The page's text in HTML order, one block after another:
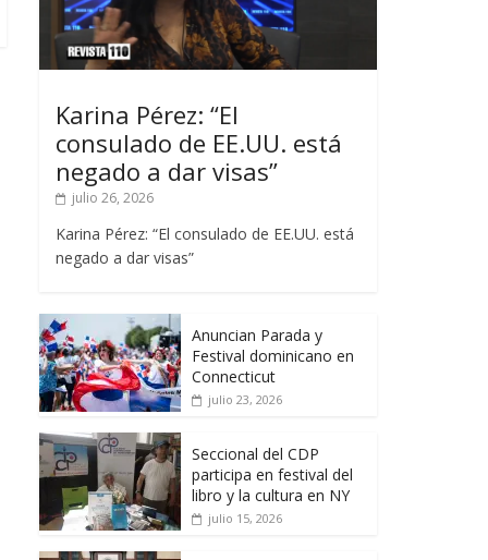
Karina Pérez: “El
consulado de EE.UU. está
negado a dar visas”
julio 26, 2026
Karina Pérez: “El consulado de EE.UU. está
negado a dar visas”
Anuncian Parada y
Festival dominicano en
Connecticut
julio 23, 2026
Seccional del CDP
participa en festival del
libro y la cultura en NY
julio 15, 2026